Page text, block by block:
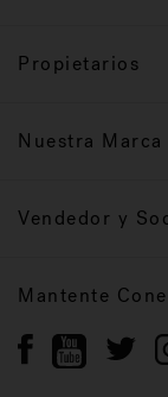
Propietarios
Nuestra Marca
Vendedor y
Mantente